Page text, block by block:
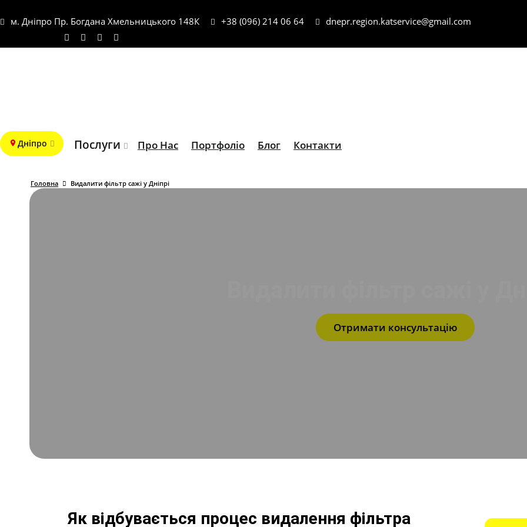
м. Дніпро Пр. Богдана Хмельницького 148К +38 (096) 214 06 64 dnepr.region.katservice@gmail.com
Дніпро Послуги Про Нас Портфоліо Блог Контакти
Головна Видалити фільтр сажі у Дніпрі
Отримати консультацію
Як відбувається процес видалення фільтра